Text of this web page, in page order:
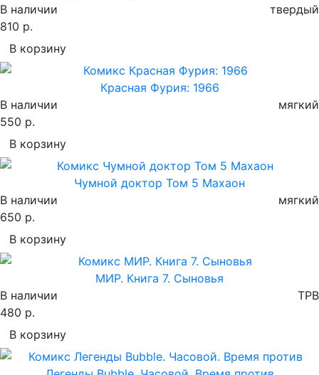
В наличии
твердый
810 р.
В корзину
Красная Фурия: 1966
В наличии
мягкий
550 р.
В корзину
Чумной доктор Том 5 Махаон
В наличии
мягкий
650 р.
В корзину
МИР. Книга 7. Сыновья
В наличии
TPB
480 р.
В корзину